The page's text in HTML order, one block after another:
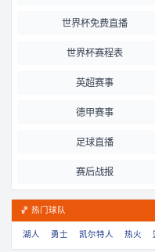
世界杯免费直播
世界杯赛程表
英超赛事
德甲赛事
足球直播
赛后战报
🏀 热门球队
湖人 勇士 凯尔特人 热火